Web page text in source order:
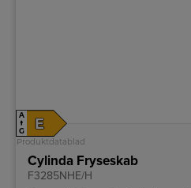
A
↑
G
E
Produktdatablad
Cylinda Fryseskab
F3285NHE/H